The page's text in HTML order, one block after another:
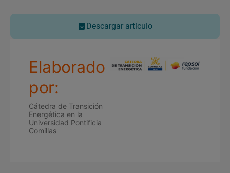
Descargar artículo
Elaborado
por:
Cátedra de Transición
Energética en la
Universidad Pontificia
Comillas